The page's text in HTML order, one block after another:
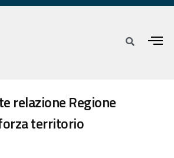
relazione Regione
territorio